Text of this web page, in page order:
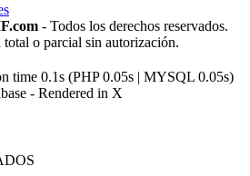
- Todos los derechos reservados.
o parcial sin autorización.
time 0.1s (PHP 0.05s | MYSQL 0.05s)
- Rendered in X